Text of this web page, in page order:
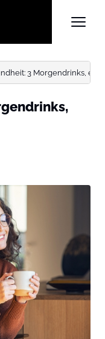
3 Morgendrinks,